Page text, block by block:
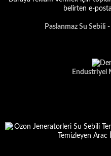
Paslanmaz Su Sebili
Endustriyel